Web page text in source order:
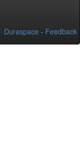
Duraspace - Feedback